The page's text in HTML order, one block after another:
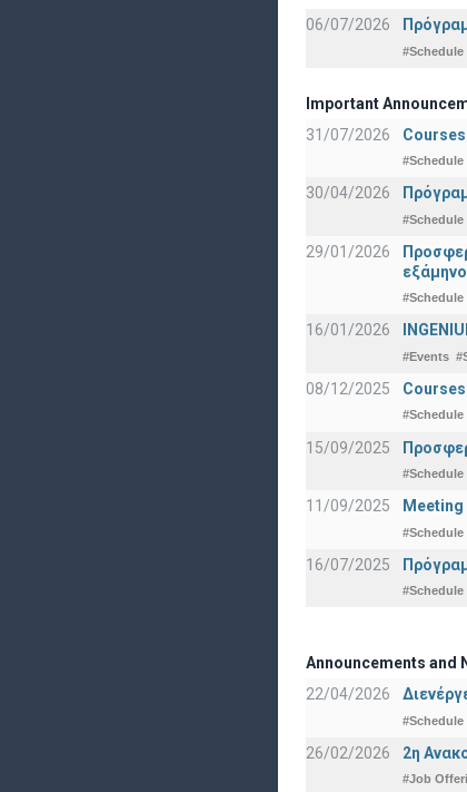
06/07/2026
#Schedule
Important
31/07/2026
#Schedule
30/04/2026
#Schedule
29/01/2026
#Schedule
16/01/2026
#Events
08/12/2025
#Schedule
15/09/2025
#Schedule
11/09/2025
#Schedule
16/07/2025
#Schedule
Announcements and
22/04/2026
#Schedule
26/02/2026 2η
#Job